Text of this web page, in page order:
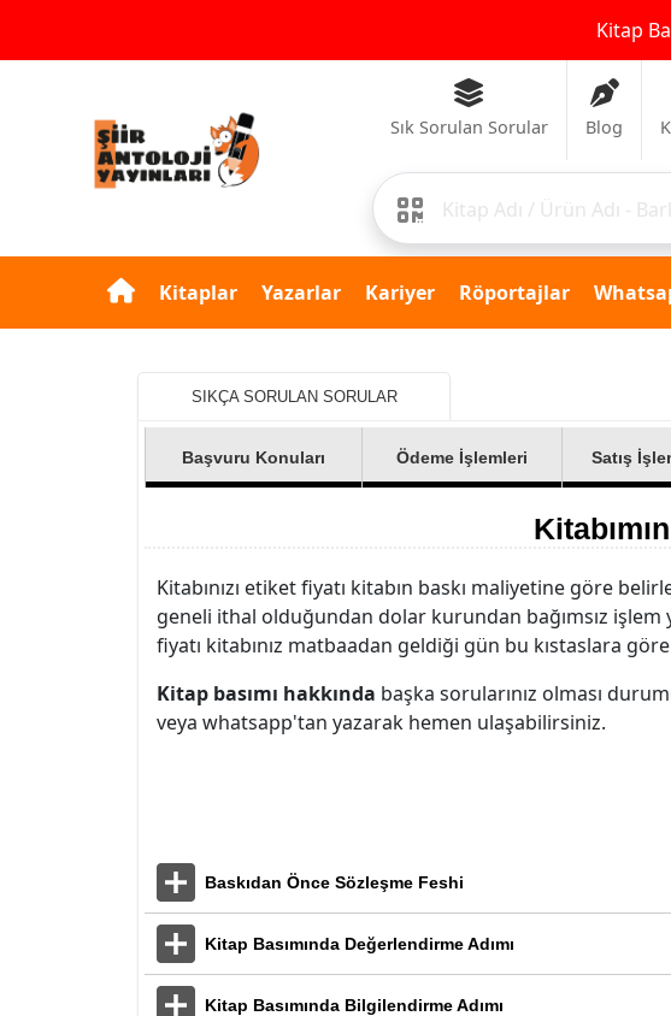
Kitap
Sık Sorulan Sorular Blog
Kitaplar Yazarlar Kariyer Röportajlar
SIKÇA SORULAN SORULAR
Başvuru Konuları Ödeme İşlemleri Satış
Kitabınızı etiket fiyatı kitabın baskı maliyetine göre
geneli ithal olduğundan dolar kurundan bağımsız
fiyatı kitabınız matbaadan geldiği gün bu kıstaslara
Kitap basımı hakkında başka sorularınız olması
veya whatsapp'tan yazarak hemen ulaşabilirsiniz.
Baskıdan Önce Sözleşme Feshi
Kitap Basımında Değerlendirme Adımı
Kitap Basımında Bilgilendirme Adımı